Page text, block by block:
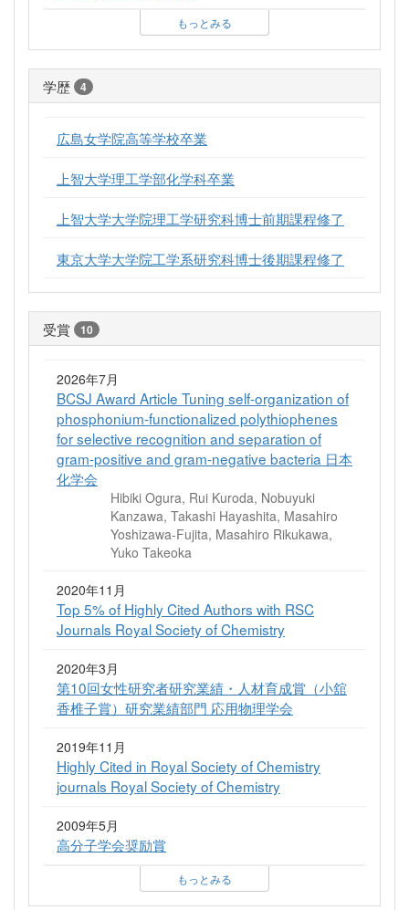
もっとみる
学歴 4
広島女学院高等学校卒業
上智大学理工学部化学科卒業
上智大学大学院理工学研究科博士前期課程修了
東京大学大学院工学系研究科博士後期課程修了
受賞 10
2026年7月
BCSJ Award Article Tuning self-organization of
phosphonium-functionalized polythiophenes
for selective recognition and separation of
gram-positive and gram-negative bacteria 日本
化学会
Hibiki Ogura, Rui Kuroda, Nobuyuki
Kanzawa, Takashi Hayashita, Masahiro
Yoshizawa-Fujita, Masahiro Rikukawa,
Yuko Takeoka
2020年11月
Top 5% of Highly Cited Authors with RSC
Journals Royal Society of Chemistry
2020年3月
第10回女性研究者研究業績・人材育成賞（小舘
香椎子賞）研究業績部門 応用物理学会
2019年11月
Highly Cited in Royal Society of Chemistry
journals Royal Society of Chemistry
2009年5月
高分子学会奨励賞
もっとみる